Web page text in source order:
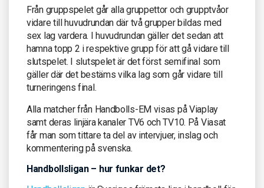
Från gruppspelet går alla gruppettor och grupptvåor
vidare till huvudrundan där två grupper bildas med
sex lag vardera. I huvudrundan gäller det sedan att
hamna topp 2 i respektive grupp för att gå vidare till
slutspelet. I slutspelet är det först semifinal som
gäller där det bestäms vilka lag som går vidare till
turneringens final.
Alla matcher från Handbolls-EM visas på Viaplay
samt deras linjära kanaler TV6 och TV10. På Viasat
får man som tittare ta del av intervjuer, inslag och
kommentering på svenska.
Handbollsligan – hur funkar det?